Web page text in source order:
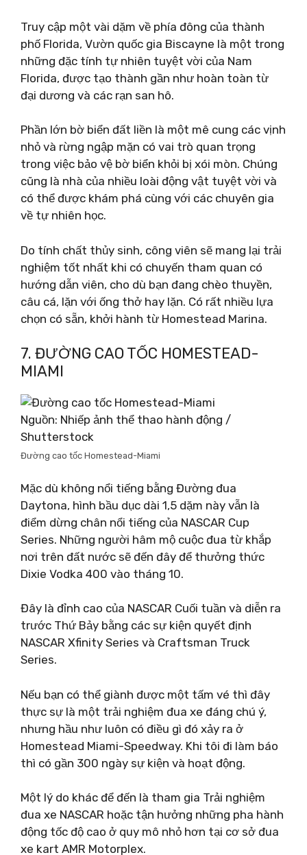
Truy cập một vài dặm về phía đông của thành
phố Florida, Vườn quốc gia Biscayne là một trong
những đặc tính tự nhiên tuyệt vời của Nam
Florida, được tạo thành gần như hoàn toàn từ
đại dương và các rạn san hô.
Phần lớn bờ biển đất liền là một mê cung các vịnh
nhỏ và rừng ngập mặn có vai trò quan trọng
trong việc bảo vệ bờ biển khỏi bị xói mòn. Chúng
cũng là nhà của nhiều loài động vật tuyệt vời và
có thể được khám phá cùng với các chuyên gia
về tự nhiên học.
Do tính chất thủy sinh, công viên sẽ mang lại trải
nghiệm tốt nhất khi có chuyến tham quan có
hướng dẫn viên, cho dù bạn đang chèo thuyền,
câu cá, lặn với ống thở hay lặn. Có rất nhiều lựa
chọn có sẵn, khởi hành từ Homestead Marina.
7. ĐƯỜNG CAO TỐC HOMESTEAD-
MIAMI
Nguồn: Nhiếp ảnh thể thao hành động /
Shutterstock
Đường cao tốc Homestead-Miami
Mặc dù không nổi tiếng bằng Đường đua
Daytona, hình bầu dục dài 1,5 dặm này vẫn là
điểm dừng chân nổi tiếng của NASCAR Cup
Series. Những người hâm mộ cuộc đua từ khắp
nơi trên đất nước sẽ đến đây để thưởng thức
Dixie Vodka 400 vào tháng 10.
Đây là đỉnh cao của NASCAR Cuối tuần và diễn ra
trước Thứ Bảy bằng các sự kiện quyết định
NASCAR Xfinity Series và Craftsman Truck
Series.
Nếu bạn có thể giành được một tấm vé thì đây
thực sự là một trải nghiệm đua xe đáng chú ý,
nhưng hầu như luôn có điều gì đó xảy ra ở
Homestead Miami-Speedway. Khi tôi đi làm báo
thì có gần 300 ngày sự kiện và hoạt động.
Một lý do khác để đến là tham gia Trải nghiệm
đua xe NASCAR hoặc tận hưởng những pha hành
động tốc độ cao ở quy mô nhỏ hơn tại cơ sở đua
xe kart AMR Motorplex.